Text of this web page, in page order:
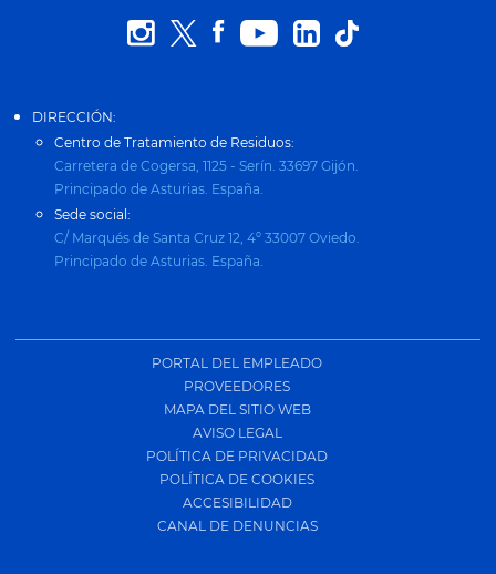
DIRECCIÓN:
Centro de Tratamiento de Residuos:
Carretera de Cogersa, 1125 - Serín. 33697 Gijón.
Principado de Asturias. España.
Sede social:
C/ Marqués de Santa Cruz 12, 4º 33007 Oviedo.
Principado de Asturias. España.
PORTAL DEL EMPLEADO
PROVEEDORES
MAPA DEL SITIO WEB
AVISO LEGAL
POLÍTICA DE PRIVACIDAD
POLÍTICA DE COOKIES
ACCESIBILIDAD
CANAL DE DENUNCIAS